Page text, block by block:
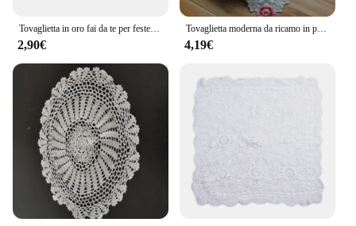
Tovaglietta in oro fai da te per feste, 50 centrini carta in pizzo rotondi floreali vuoti da 3,5 pollici
2,90€
Tovaglietta moderna da ricamo in pizzo tovaglietta in stoffa tazza da caffè tazza da tè di natale sottobicchiere tovaglietta bevanda centrino tazza da pranzo cucina
4,19€